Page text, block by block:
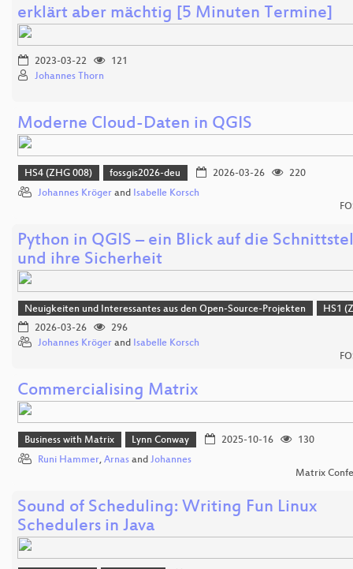
erklärt aber mächtig [5 Minuten Termine]
2023-03-22
121
Johannes Thorn
Moderne Cloud-Daten in QGIS
HS4 (ZHG 008) fossgis2026-deu 2026-03-26
220
Johannes Kröger and
Isabelle Korsch
Python in QGIS – ein Blick auf die
und ihre Sicherheit
Neuigkeiten und Interessantes aus den Open-Source-Projekten
HS1
2026-03-26
296
Johannes Kröger and Isabelle Korsch
Commercialising Matrix
Business with Matrix Lynn Conway 2025-10-16
130
Runi Hammer, Arnas and Johannes
Matrix
Sound of Scheduling: Writing Fun Linux
Schedulers in Java